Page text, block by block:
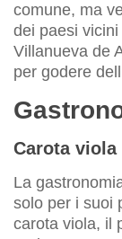
comune, ma
dei paesi
Villanueva de
per godere
Carota viola
La
solo per i suoi
carota viola, il